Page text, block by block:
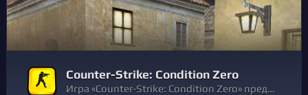
Counter-Strike: Condition Zero
Игра «Counter-Strike: Condition Zero» представляет собой потрясающую смесь одиночной игры и многопользовательских баталий.